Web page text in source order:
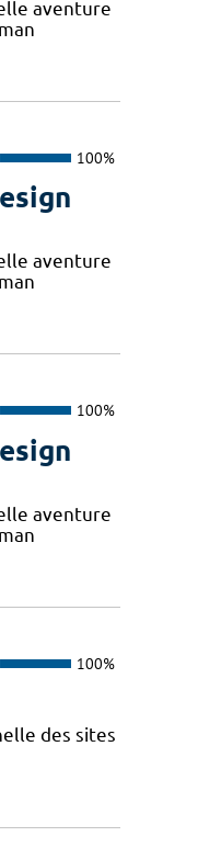
aventure
100%
aventure
100%
aventure
100%
des sites